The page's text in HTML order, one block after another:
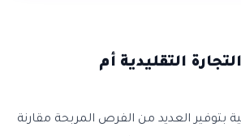
التقليدية أم
بتوفير العديد من الفرص المربحة مقارنة